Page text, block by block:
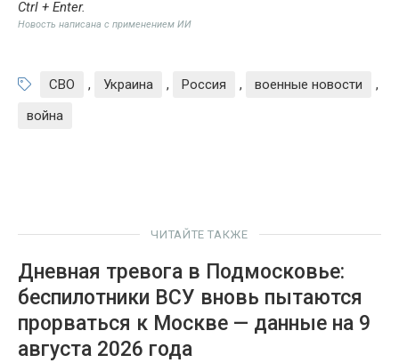
Ctrl + Enter.
Новость написана с применением ИИ
СВО , Украина , Россия , военные новости
,
война
ЧИТАЙТЕ ТАКЖЕ
Дневная тревога в Подмосковье:
беспилотники ВСУ вновь пытаются
прорваться к Москве — данные на 9
августа 2026 года